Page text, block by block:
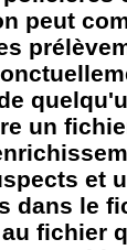
peut
un
et
dans le
fichier